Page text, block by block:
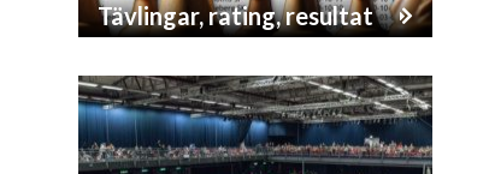
Tävlingar, rating, resultat